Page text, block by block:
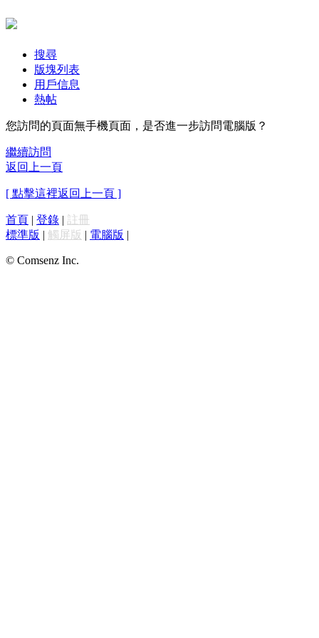
搜尋
版塊列表
用戶信息
熱帖
您訪問的頁面無手機頁面，是否進一步訪問電腦版？
繼續訪問
返回上一頁
[ 點擊這裡返回上一頁 ]
首頁 | 登錄 | 註冊
標準版 | 觸屏版 | 電腦版 |
© Comsenz Inc.